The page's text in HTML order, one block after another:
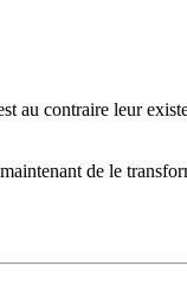
au contraire leur
de le